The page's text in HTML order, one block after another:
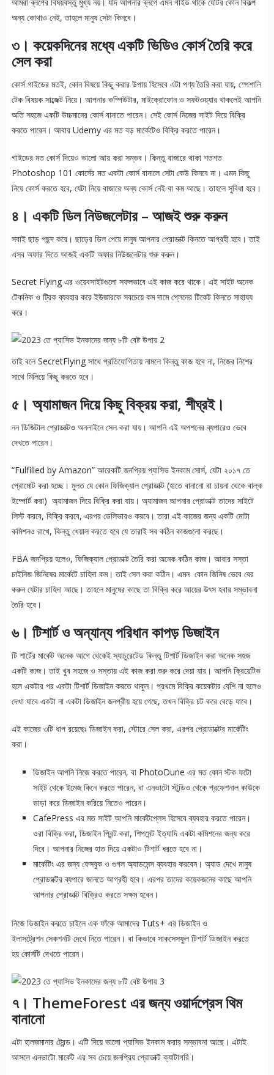
অন্য কোথাও নেই, তাহলে মানুষ সেটা কিনবে।
৩। কয়েকদিনের মধ্যে একটি ভিডিও কোর্স তৈরি করে
সেল করা
কোর্স গাইডের মতই, কোন বিষয়ে কিছু করার উপায় হিসেবে এটা পণ্য তৈরি করা যায়, স্পেশালি
টেক বিষয়ক সাব্জেক্ট নিয়ে। আপনার কম্পিউটার, মাইক্রোফোন ও সফটওয়্যার থাকলেই আপনি
অতি সহজে একটি উচ্চমানের কোর্স বানাতে পারেন। সেই কোর্স নিজের সাইট দিয়ে বিক্রি
করতে পারেন। আবার Udemy এর মত বড় মার্কেটেও বিক্রি করতে পারেন।
গাইডের মত কোর্স দিয়েও ভালো আয় করা সম্ভব। কিন্তু বাজারে থাকা শতশত
Photoshop 101 কোর্সের মত একটা কোর্স বানালে সেটা কেউ কিনবে না। এমন কিছু
নিয়ে কোর্স করতে হবে, যেটা নিয়ে বাজারে অন্য কোর্স নেই বা কম আছে। তাহলে সুবিধা হবে।
৪। একটি ডিল নিউজলেটার – আজই শুরু করুন
সবাই ছাড় পছন্দ করে। ছাড়ের ডিল পেয়ে মানুষ আপনার প্রোডাক্ট কিনতে আগ্রহী হবে। তাই
এসব অফার দিতে আজই একটি অফার নিউজলেটার শুরু করুন।
Secret Flying এর ওয়েবসাইটগুলো সফলভাবে এই কাজ করে থাকে। এই সাইট অনেক
টেকনিক ও ট্রিক ব্যবহার করে ইউজারকে সবচেয়ে কম দামে প্লেনের টিকেট কিনতে সাহায্য
করে।
তাই বলে SecretFlying সাথে প্রতিযোগিতায় নামলে কিন্তু কাজ হবে না, নিজের নিশের
সাথে মিলিয়ে কিছু করতে হবে।
৫। অ্যামাজন দিয়ে কিছু বিক্রয় করা, শীঘ্রই।
নন ডিজিটাল প্রোডাক্টও অনলাইনে সেল করা যায়। আপনি এই অপশনের ব্যপারেও ভেবে
দেখতে পারেন।
“Fulfilled by Amazon” আরেকটি জনপ্রিয় প্যাসিভ ইনকাম সোর্স, যেটা ২০১৭ তে
প্রোমোট করা হচ্ছে। মুলত যে কোন ফিজিক্যাল প্রোডাক্ট (হাতে বানানো বা চায়না থেকে বাল্ক
ইম্পোর্ট করা) অ্যামাজন দিয়ে বিক্রি করা যায়। অ্যামাজন আপনার প্রোডাক্ট তাদের সাইটে
লিস্ট করবে, বিক্রি করবে, এরপর ডেলিভারও করবে। তারা এই কাজের জন্য একটি মোটা
কমিশনও রাখে, কিন্তু খেয়াল করতে হবে যে তারাই সব কঠিন কাজগুলো করছে।
FBA জনপ্রিয় হলেও, ফিজিক্যাল প্রোডাক্ট তৈরি করা অনেক কঠিন কাজ। আবার সস্তা
চাইনিজ জিনিষের মার্কেটে চাহিদা কম। তাই সেল করা কঠিন। এমন কোন জিনিষ ভেবে বের
করুন যেটার চাহিদা আছে। তাহলে মানুষের কাছে তা বিক্রি করে আয়ের উৎস হবার সম্ভাবনা
তৈরি হবে।
৬। টিশার্ট ও অন্যান্য পরিধান কাপড় ডিজাইন
টি শার্টের মার্কেট অনেক আগে থেকেই স্যাচুরেটেড কিন্তু টিশার্ট ডিজাইন করা অনেক সহজ
একটি কাজ। তাই খুব সহজে ও সস্তায় এই কাজ করা শুরু করে দেয়া যায়। আপনি ক্রিয়েটিভ
হলে একটার পর একটা টিশার্ট ডিজাইন করতে থাকুন। প্রথমে বিক্রি কয়েকটার বেশি না হলেও
দেখা যাবে একটা না একটা ডিজাইন জনপ্রীয় হয়ে গেছে, তখন বিক্রি চট করে বেড়ে যাবে।
এই কাজের ৩টি ধাপ রয়েছেঃ ডিজাইন করা, স্টোরে সেল করা, এরপর প্রোডাক্টের মার্কেটিং
করা।
ডিজাইন আপনি নিজে করতে পারেন, বা PhotoDune এর মত কোন স্টক ফটো
সাইট থেকে ইমেজ কিনে করতে পারেন, বা এনভাটো স্টুডিও থেকে প্রফেশনাল কাউকে
ভাড়া করে ডিজাইন করিয়ে নিতেও পারেন।
CafePress এর মত সাইট আপনি মার্কেটপ্লেস হিসেবে ব্যবহার করতে পারেন।
ওরা বিক্রি করা, ডিজাইন প্রিন্ট করা, শিপমেন্ট ইত্যাদি একটা কমিশনের জন্য করে
দিবে। আপনার নিজের হাত দিয়ে একটাও টিশার্ট ধরতে হবে না।
মার্কেটিং এর জন্য ফেসবুক ও গুগল অ্যাডসেন্স ব্যবহার করবেন। অ্যাড দেখে মানুষ
প্রোডাক্টের ব্যপারে জানতে আগ্রহী হবে। এরপর তাদের কয়েকজনের কাছে আপনি
আপনার প্রোডাক্ট বিক্রিও করতে সক্ষম হবেন।
নিজে ডিজাইন করতে চাইলে এক ফাঁকে আমাদের Tuts+ এর ডিজাইন ও
ইলাসট্রেশন সেকশনটি দেখে নিতে পারেন। বা কিভাবে সাকসেসফুল টিশার্ট ডিজাইন করতে
হয় কোর্সটি দেখতে পারেন।
৭। ThemeForest এর জন্য ওয়ার্দপ্রেস থিম
বানানো
এটা হালজমানার ট্রেন্ড। এটি দিয়ে ভালো প্যাসিভ ইনকাম করার সম্ভাবনা আছে। এটাই
আসলে এনভাটো মার্কেট এর সব চেয়ে জনপ্রিয় প্রোডাক্ট ক্যাটাগরি।